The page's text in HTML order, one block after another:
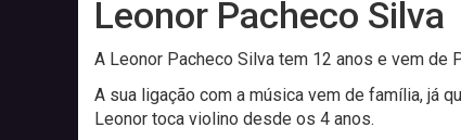
Leonor Pacheco Silva
A Leonor Pacheco Silva tem 12 anos e vem de
A sua ligação com a música vem de família, já
Leonor toca violino desde os 4 anos.